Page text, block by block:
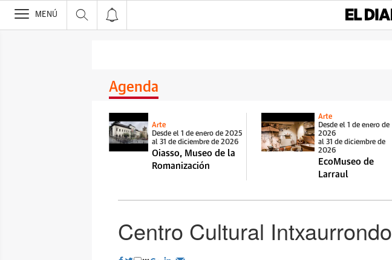
>
MENÚ
Agenda
Arte
Desde el 1 de enero de 2025
al 31 de diciembre de 2026
Oiasso, Museo de la
Romanización
Arte
Desde el 1 de enero de
2026
al 31 de diciembre de
2026
EcoMuseo de
Larraul
Centro Cultural Intxaurrondo